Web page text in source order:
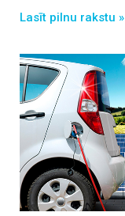
Lasīt pilnu rakstu »